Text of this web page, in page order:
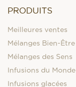
PRODUITS
Meilleures ventes
Mélanges Bien-Être
Mélanges des Sens
Infusions du Monde
Infusions glacées